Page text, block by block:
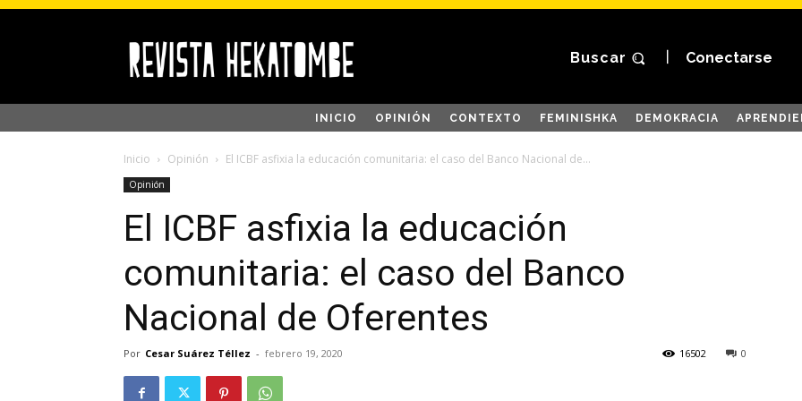
Buscar Conectarse
INICIO OPINIÓN CONTEXTO FEMINISHKA DEMOKRACIA
Inicio Opinión El ICBF asfixia la educación comunitaria: el caso del Banco Nacional de...
Opinión
El ICBF asfixia la educación
comunitaria: el caso del Banco
Nacional de Oferentes
Por Cesar Suárez Téllez - febrero 19, 2020 0
16502